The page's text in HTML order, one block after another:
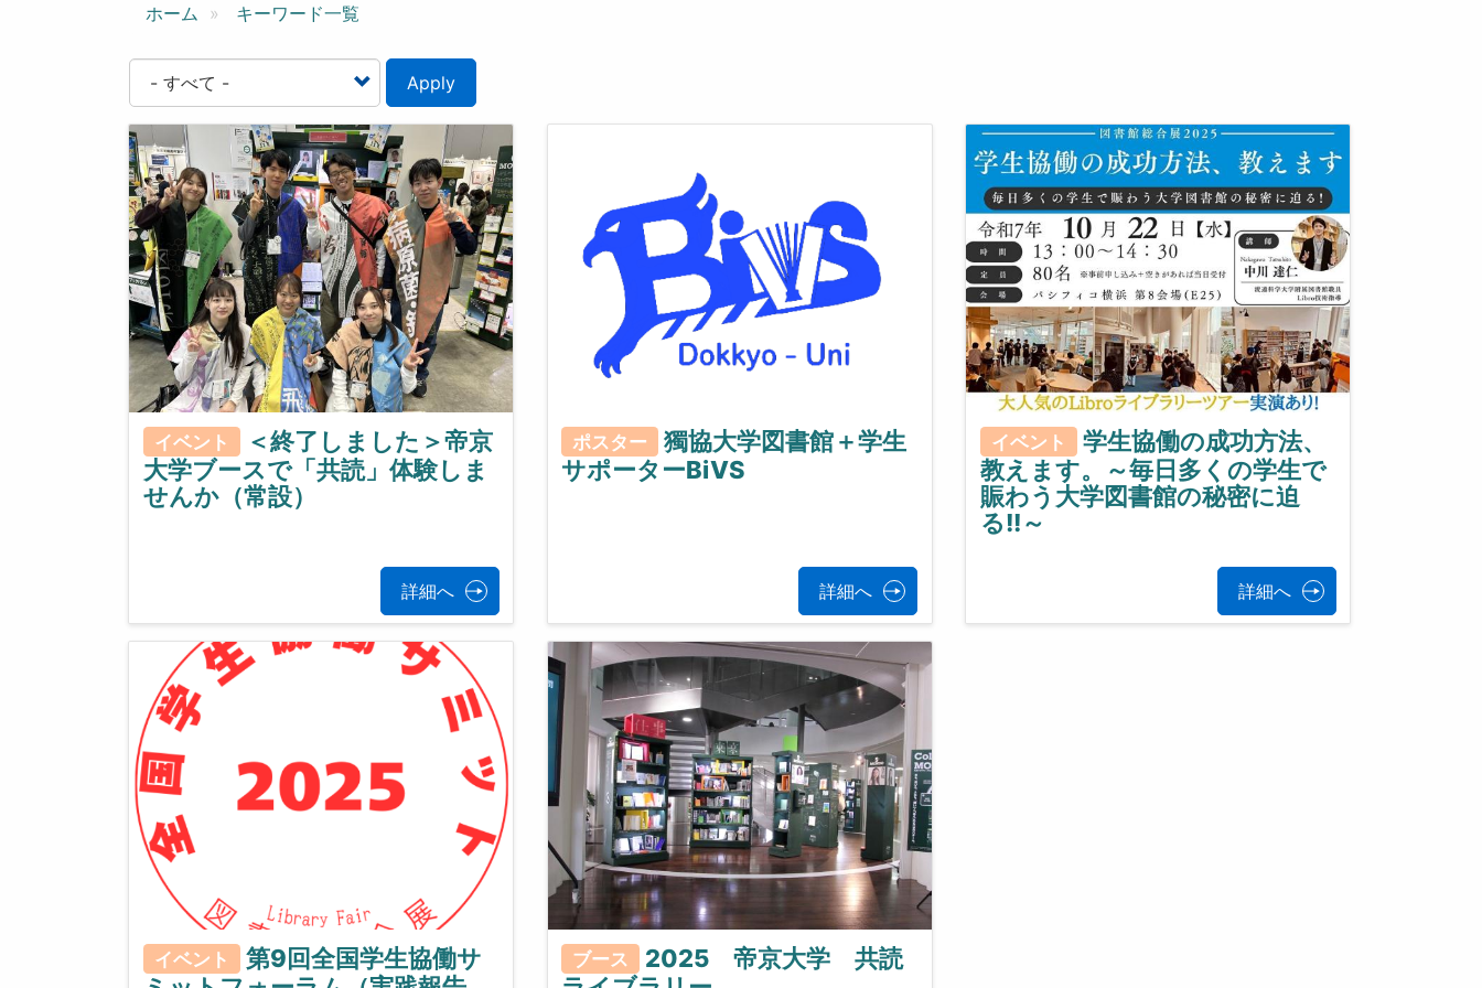
ン
ホーム キーワード一覧
Apply
イベント
＜終了しました＞帝京
大学ブースで「共読」体験しま
せんか（常設）
詳細へ
ポスター
獨協大学図書館＋学生
サポーターBiVS
詳細へ
イベント
学生協働の成功方法、
教えます。～毎日多くの学生で
賑わう大学図書館の秘密に迫
る!!～
詳細へ
イベント
第9回全国学生協働サ
ブース
2025 帝京大学 共読